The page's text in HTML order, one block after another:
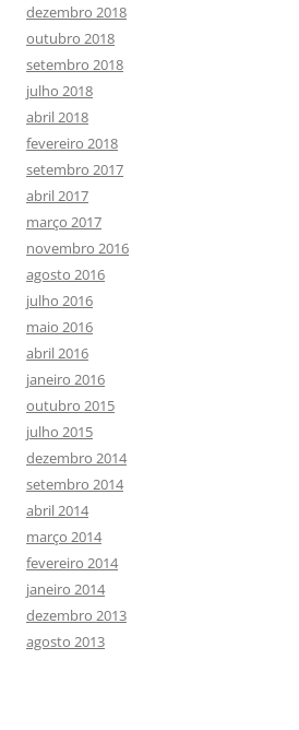
dezembro 2018
outubro 2018
setembro 2018
julho 2018
abril 2018
fevereiro 2018
setembro 2017
abril 2017
março 2017
novembro 2016
agosto 2016
julho 2016
maio 2016
abril 2016
janeiro 2016
outubro 2015
julho 2015
dezembro 2014
setembro 2014
abril 2014
março 2014
fevereiro 2014
janeiro 2014
dezembro 2013
agosto 2013